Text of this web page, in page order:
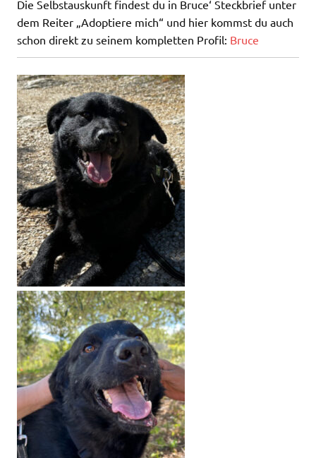
Die Selbstauskunft findest du in Bruce‘ Steckbrief unter
dem Reiter „Adoptiere mich“ und hier kommst du auch
schon direkt zu seinem kompletten Profil: Bruce